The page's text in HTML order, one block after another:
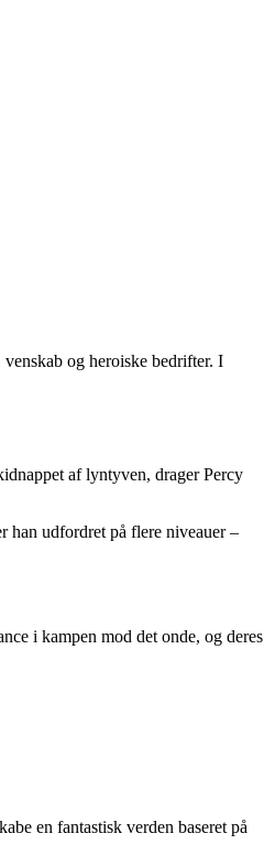
og heroiske bedrifter. I
af lyntyven, drager Percy
han udfordret på flere niveauer –
i kampen mod det onde, og deres
en fantastisk verden baseret på